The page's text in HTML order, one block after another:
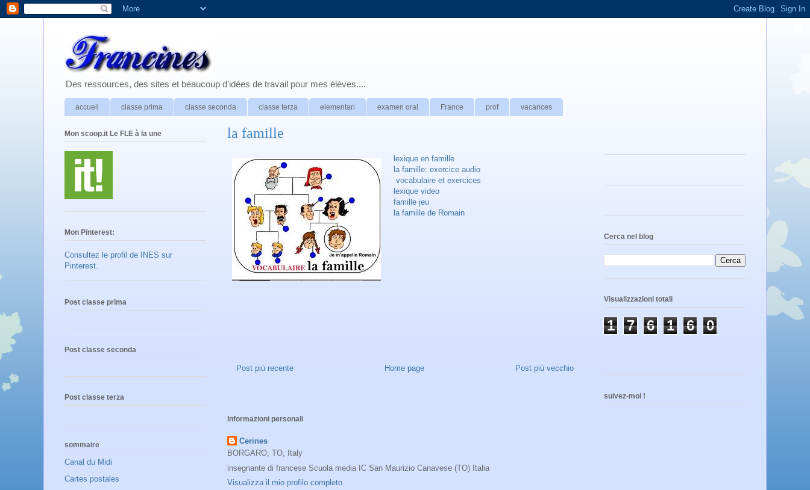
Des ressources, des sites et beaucoup d'idées de travail pour mes élèves....
accueil classe prima classe seconda classe terza elementari examen oral France prof vacances
la famille
lexique en famille
la famille: exercice audio
vocabulaire et exercices
lexique video
famille jeu
la famille de Romain
Post più recente Post più vecchio
Home page
Informazioni personali
Cerines
BORGARO, TO, Italy
insegnante di francese Scuola media IC San Maurizio Canavese (TO) Italia
Visualizza il mio profilo completo
Mon scoop.it Le FLE à la une
Mon Pinterest:
Consultez le profil de INES sur
Pinterest.
Post classe prima
Post classe seconda
Post classe terza
sommaire
Canal du Midi
Cartes postales
Cerca nel blog
Visualizzazioni totali
1 7 6 1 6 0
suivez-moi !